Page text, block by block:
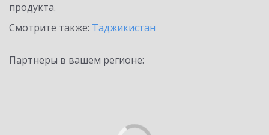
продукта.
Смотрите также: Таджикистан
Партнеры в вашем регионе: